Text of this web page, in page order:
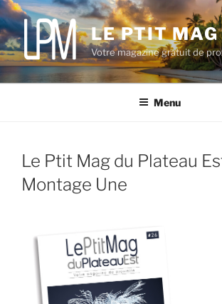
Aller
au
contenu
principal
LE PTIT MAG
Votre magazine gratuit de
Menu
Le Ptit Mag du Plateau
Montage Une